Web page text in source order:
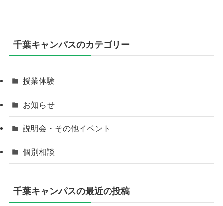
千葉キャンパスのカテゴリー
授業体験
お知らせ
説明会・その他イベント
個別相談
千葉キャンパスの最近の投稿